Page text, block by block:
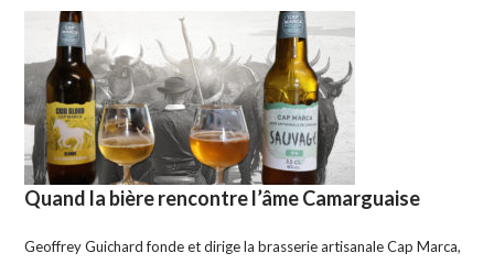
Quand la bière rencontre l’âme Camarguaise
Geoffrey Guichard fonde et dirige la brasserie artisanale Cap Marca,